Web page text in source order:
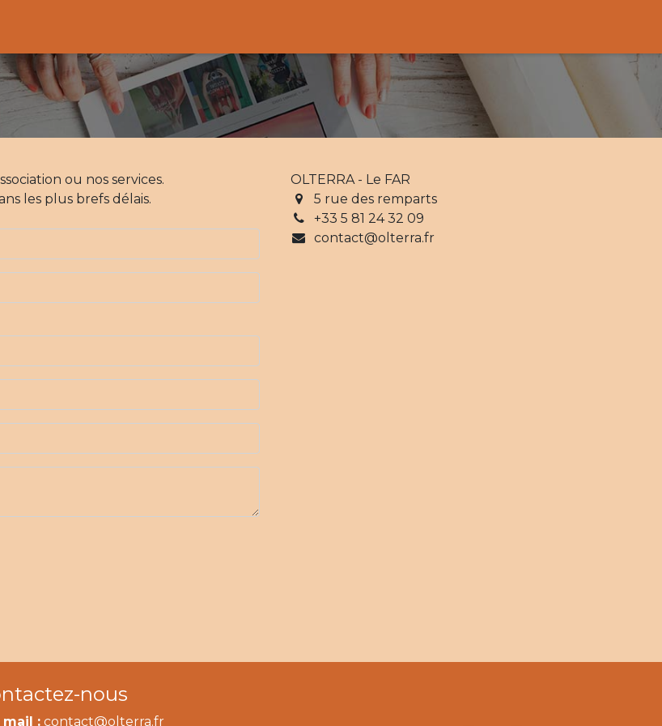
ou nos services.
les plus brefs délais.
OLTERRA - Le FAR
5 rue des remparts
+33 5 81 24 32 09
contact@olterra.fr
nous
mail : contact@olterra.fr